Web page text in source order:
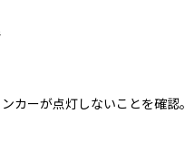
カーが点灯しないことを確認。